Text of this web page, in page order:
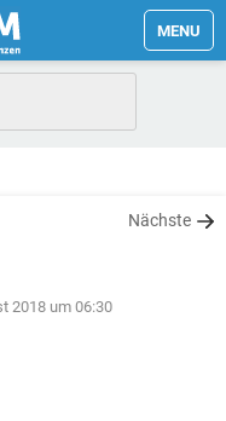
MENU
Nächste
2018 um 06:30